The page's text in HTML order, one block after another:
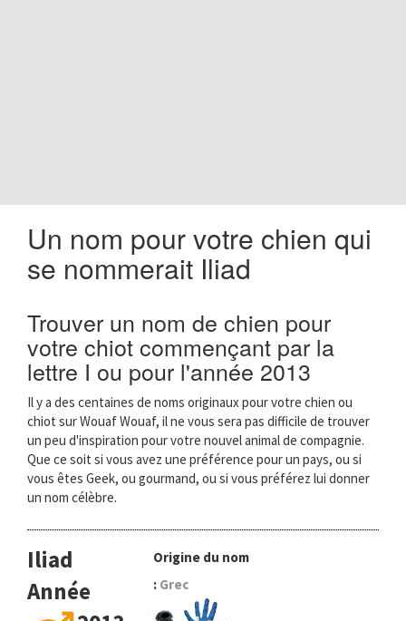
Un nom pour votre chien qui
se nommerait Iliad
Trouver un nom de chien pour
votre chiot commençant par la
lettre I ou pour l'année 2013
Il y a des centaines de noms originaux pour votre chien ou
chiot sur Wouaf Wouaf, il ne vous sera pas difficile de trouver
un peu d'inspiration pour votre nouvel animal de compagnie.
Que ce soit si vous avez une préférence pour un pays, ou si
vous êtes Geek, ou gourmand, ou si vous préférez lui donner
un nom célèbre.
Iliad
Année
Origine du nom
: Grec